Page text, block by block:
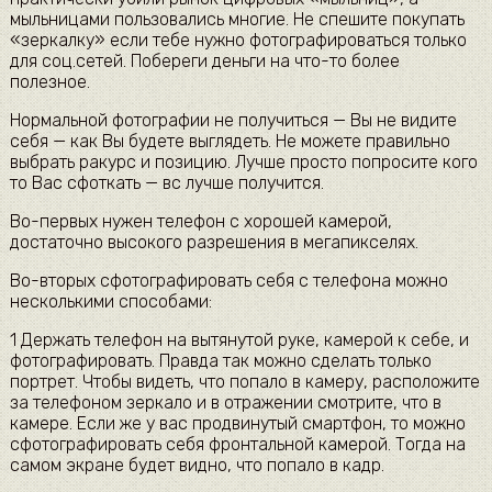
мыльницами пользовались многие. Не спешите покупать
«зеркалку» если тебе нужно фотографироваться только
для соц.сетей. Побереги деньги на что-то более
полезное.
Нормальной фотографии не получиться — Вы не видите
себя — как Вы будете выглядеть. Не можете правильно
выбрать ракурс и позицию. Лучше просто попросите кого
то Вас сфоткать — вс лучше получится.
Во-первых нужен телефон с хорошей камерой,
достаточно высокого разрешения в мегапикселях.
Во-вторых сфотографировать себя с телефона можно
несколькими способами:
1 Держать телефон на вытянутой руке, камерой к себе, и
фотографировать. Правда так можно сделать только
портрет. Чтобы видеть, что попало в камеру, расположите
за телефоном зеркало и в отражении смотрите, что в
камере. Если же у вас продвинутый смартфон, то можно
сфотографировать себя фронтальной камерой. Тогда на
самом экране будет видно, что попало в кадр.